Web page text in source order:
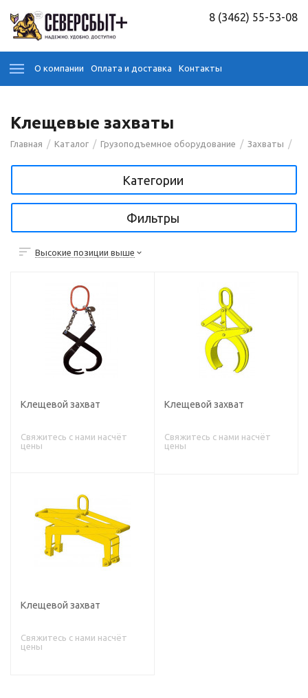
8 (3462) 55-53-08
О компании Оплата и доставка Контакты
Клещевые захваты
Главная / Каталог / Грузоподъемное оборудование / Захваты /
Категории
Фильтры
Высокие позиции выше
Клещевой захват
Свяжитесь с нами насчёт
цены
Клещевой захват
Свяжитесь с нами насчёт
цены
Клещевой захват
Свяжитесь с нами насчёт
цены